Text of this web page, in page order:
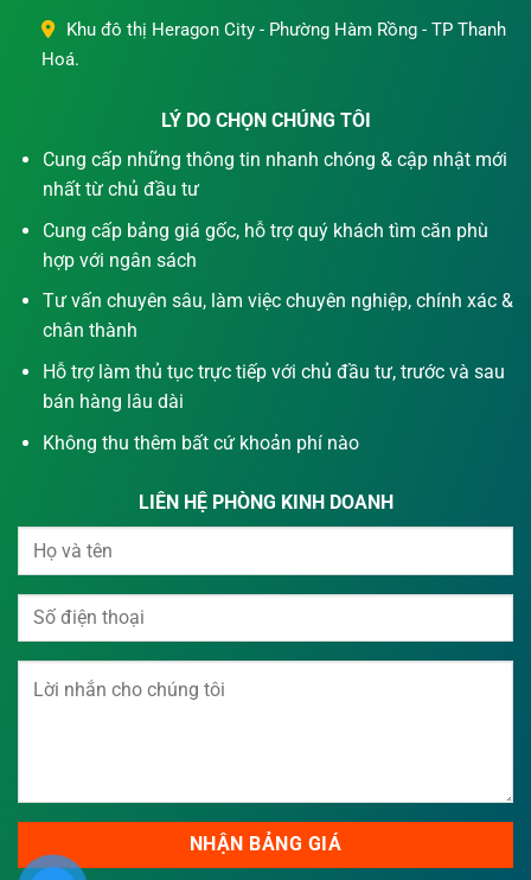
Khu đô thị Heragon City - Phường Hàm Rồng - TP Thanh
Hoá.
LÝ DO CHỌN CHÚNG TÔI
Cung cấp những thông tin nhanh chóng & cập nhật mới
nhất từ chủ đầu tư
Cung cấp bảng giá gốc, hỗ trợ quý khách tìm căn phù
hợp với ngân sách
Tư vấn chuyên sâu, làm việc chuyên nghiệp, chính xác &
chân thành
Hỗ trợ làm thủ tục trực tiếp với chủ đầu tư, trước và sau
bán hàng lâu dài
Không thu thêm bất cứ khoản phí nào
LIÊN HỆ PHÒNG KINH DOANH